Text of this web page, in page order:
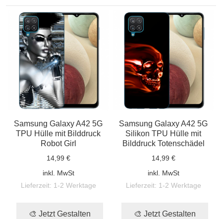
Samsung Galaxy A42 5G
TPU Hülle mit Bilddruck
Robot Girl
14,99 €
inkl. MwSt
Lieferzeit: 1-2 Werktage
🎨 Jetzt Gestalten
Samsung Galaxy A42 5G
Silikon TPU Hülle mit
Bilddruck Totenschädel
14,99 €
inkl. MwSt
Lieferzeit: 1-2 Werktage
🎨 Jetzt Gestalten